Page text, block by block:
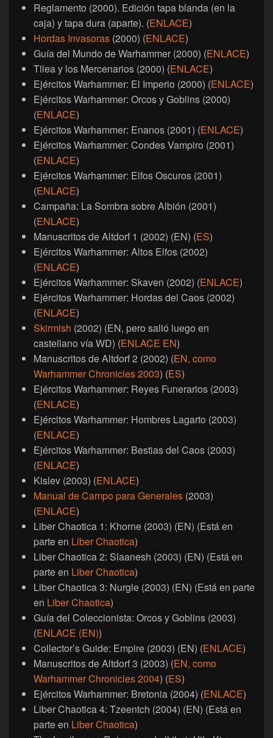
Reglamento (2000). Edición tapa blanda (en la
caja) y tapa dura (aparte). (ENLACE)
Hordas Invasoras (2000) (ENLACE)
Guía del Mundo de Warhammer (2000) (ENLACE)
Tilea y los Mercenarios (2000) (ENLACE)
Ejércitos Warhammer: El Imperio (2000) (ENLACE)
Ejércitos Warhammer: Orcos y Goblins (2000)
(ENLACE)
Ejércitos Warhammer: Enanos (2001) (ENLACE)
Ejércitos Warhammer: Condes Vampiro (2001)
(ENLACE)
Ejércitos Warhammer: Elfos Oscuros (2001)
(ENLACE)
Campaña: La Sombra sobre Albión (2001)
(ENLACE)
Manuscritos de Altdorf 1 (2002) (EN) (ES)
Ejércitos Warhammer: Altos Elfos (2002)
(ENLACE)
Ejércitos Warhammer: Skaven (2002) (ENLACE)
Ejércitos Warhammer: Hordas del Caos (2002)
(ENLACE)
Skirmish (2002) (EN, pero salió luego en
castellano vía WD) (ENLACE EN)
Manuscritos de Altdorf 2 (2002) (EN, como
Warhammer Chronicles 2003) (ES)
Ejércitos Warhammer: Reyes Funerarios (2003)
(ENLACE)
Ejércitos Warhammer: Hombres Lagarto (2003)
(ENLACE)
Ejércitos Warhammer: Bestias del Caos (2003)
(ENLACE)
Kislev (2003) (ENLACE)
Manual de Campo para Generales (2003)
(ENLACE)
Liber Chaotica 1: Khorne (2003) (EN) (Está en
parte en Liber Chaotica)
Liber Chaotica 2: Slaanesh (2003) (EN) (Está en
parte en Liber Chaotica)
Liber Chaotica 3: Nurgle (2003) (EN) (Está en parte
en Liber Chaotica)
Guía del Coleccionista: Orcos y Goblins (2003)
(ENLACE (EN))
Collector’s Guide: Empire (2003) (EN) (ENLACE)
Manuscritos de Altdorf 3 (2003) (EN, como
Warhammer Chronicles 2004) (ES)
Ejércitos Warhammer: Bretonia (2004) (ENLACE)
Liber Chaotica 4: Tzeentch (2004) (EN) (Está en
parte en Liber Chaotica)